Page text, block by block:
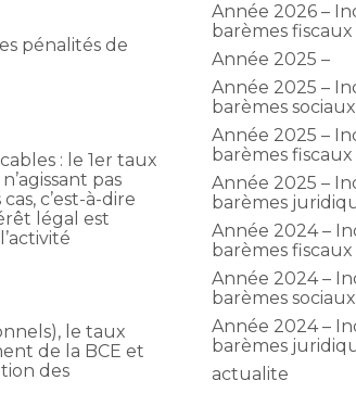
pénalités de
: le 1er taux
pas
c’est-à-dire
légal est
le taux
de la BCE et
des
Année 2026 –
barèmes fiscaux
Année 2025 –
Année 2025 –
barèmes sociaux
Année 2025 –
barèmes fiscaux
Année 2025 –
barèmes
Année 2024 –
barèmes fiscaux
Année 2024 –
barèmes sociaux
Année 2024 –
barèmes
actualite